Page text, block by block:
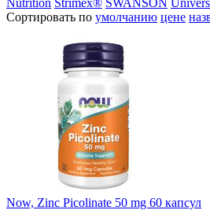
Сортировать по умолчанию цене
Now, Zinc Picolinate 50 mg 60 капсул